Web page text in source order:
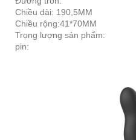
Chiều dài: 190,5MM
Chiều rộng:41*70MM
Trọng lượng sản phẩm:
pin: